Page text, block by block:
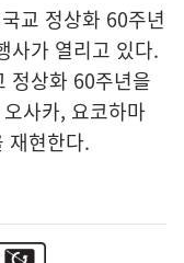
교 정상화 60주년
사가 열리고 있다.
정상화 60주년을
사카, 요코하마
재현한다.